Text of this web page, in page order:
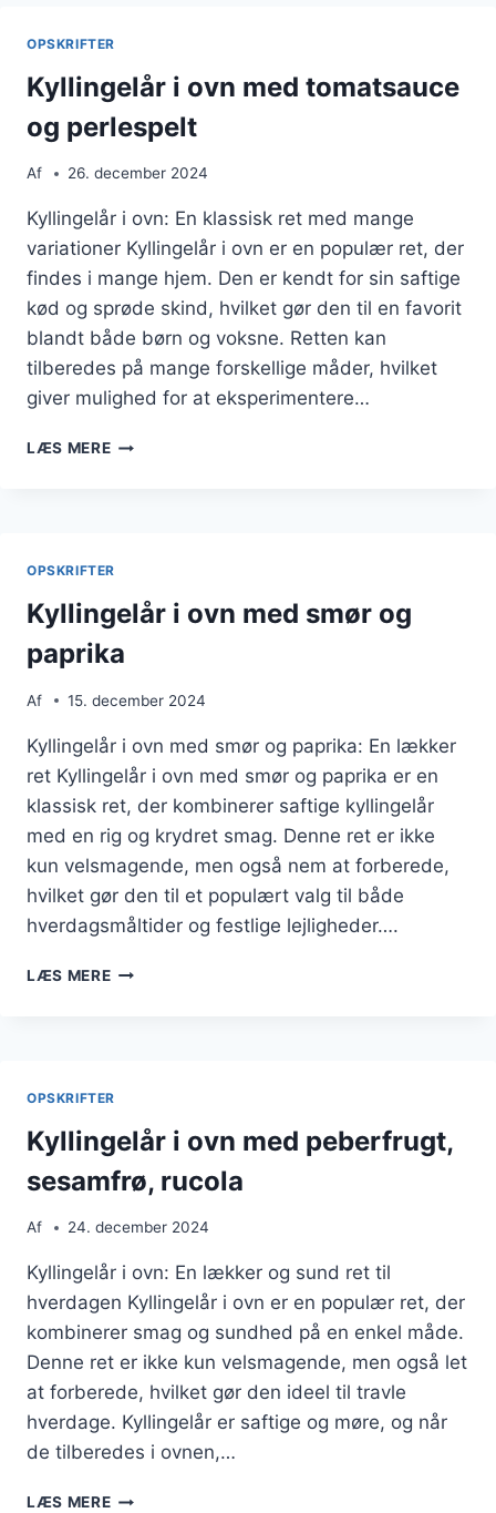
OPSKRIFTER
Kyllingelår i ovn med tomatsauce
og perlespelt
Af 26. december 2024
Kyllingelår i ovn: En klassisk ret med mange
variationer Kyllingelår i ovn er en populær ret, der
findes i mange hjem. Den er kendt for sin saftige
kød og sprøde skind, hvilket gør den til en favorit
blandt både børn og voksne. Retten kan
tilberedes på mange forskellige måder, hvilket
giver mulighed for at eksperimentere…
LÆS MEREKYLLINGELÅR
OPSKRIFTER
Kyllingelår i ovn med smør og
paprika
Af 15. december 2024
Kyllingelår i ovn med smør og paprika: En lækker
ret Kyllingelår i ovn med smør og paprika er en
klassisk ret, der kombinerer saftige kyllingelår
med en rig og krydret smag. Denne ret er ikke
kun velsmagende, men også nem at forberede,
hvilket gør den til et populært valg til både
hverdagsmåltider og festlige lejligheder….
LÆS MEREKYLLINGELÅR
OPSKRIFTER
Kyllingelår i ovn med peberfrugt,
sesamfrø, rucola
Af 24. december 2024
Kyllingelår i ovn: En lækker og sund ret til
hverdagen Kyllingelår i ovn er en populær ret, der
kombinerer smag og sundhed på en enkel måde.
Denne ret er ikke kun velsmagende, men også let
at forberede, hvilket gør den ideel til travle
hverdage. Kyllingelår er saftige og møre, og når
de tilberedes i ovnen,…
LÆS MEREKYLLINGELÅR